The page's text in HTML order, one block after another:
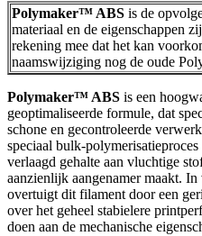
Polymaker™ ABS is de
materiaal en de eigenschappen
rekening mee dat het kan
naamswijziging nog de oude
Polymaker™ ABS is een
geoptimaliseerde formule, dat
schone en gecontroleerde
speciaal bulk-polymerisatieproces
verlaagd gehalte aan vluchtige
aanzienlijk aangenamer maakt.
overtuigt dit filament door een
over het geheel stabielere
doen aan de mechanische